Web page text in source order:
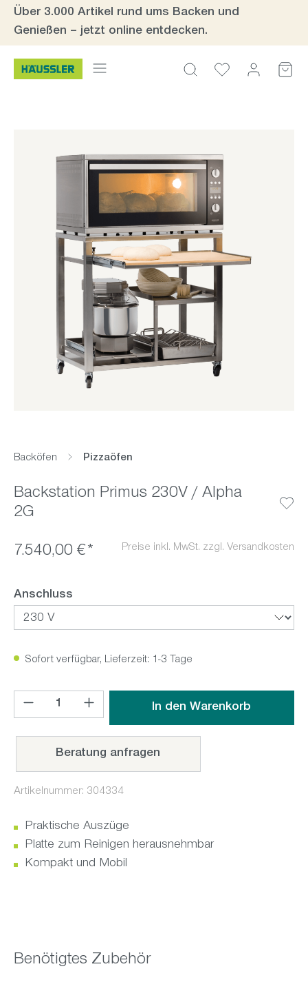
Zum Hauptinhalt springen
Über 3.000 Artikel rund ums Backen und
Genießen – jetzt online entdecken.
Backöfen Pizzaöfen
Backstation Primus 230V / Alpha
2G
7.540,00 €* Preise inkl. MwSt. zzgl. Versandkosten
Anschluss
Sofort verfügbar, Lieferzeit: 1-3 Tage
Produkt Anzahl: Gib den gewünschten Wert ein oder
In den Warenkorb
Beratung anfragen
Artikelnummer: 304334
Praktische Auszüge
Platte zum Reinigen herausnehmbar
Kompakt und Mobil
Benötigtes Zubehör